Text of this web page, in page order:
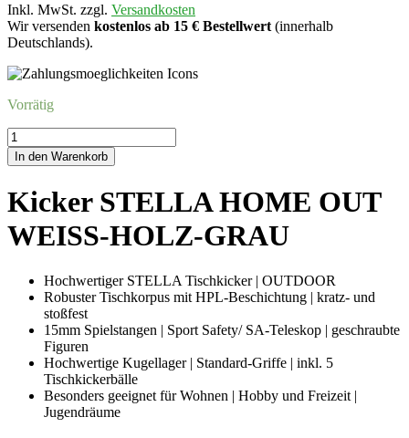
Inkl. MwSt. zzgl. Versandkosten
Wir versenden kostenlos ab 15 € Bestellwert (innerhalb
Deutschlands).
Vorrätig
Kicker
STELLA
HOME
HOLZ-
GRAU
Menge
In den Warenkorb
Kicker STELLA HOME OUT
WEISS-HOLZ-GRAU
Hochwertiger STELLA Tischkicker | OUTDOOR
Robuster Tischkorpus mit HPL-Beschichtung | kratz- und
stoßfest
15mm Spielstangen | Sport Safety/ SA-Teleskop | geschraubte
Figuren
Hochwertige Kugellager | Standard-Griffe | inkl. 5
Tischkickerbälle
Besonders geeignet für Wohnen | Hobby und Freizeit |
Jugendräume